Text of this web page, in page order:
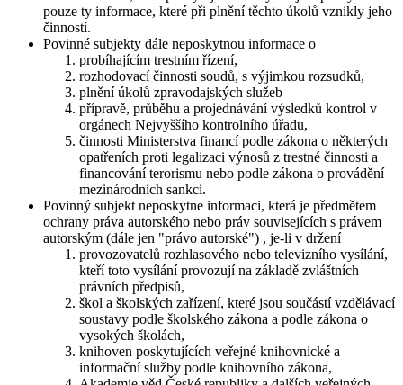
pouze ty informace, které při plnění těchto úkolů vznikly jeho
činností.
Povinné subjekty dále neposkytnou informace o
probíhajícím trestním řízení,
rozhodovací činnosti soudů, s výjimkou rozsudků,
plnění úkolů zpravodajských služeb
přípravě, průběhu a projednávání výsledků kontrol v
orgánech Nejvyššího kontrolního úřadu,
činnosti Ministerstva financí podle zákona o některých
opatřeních proti legalizaci výnosů z trestné činnosti a
financování terorismu nebo podle zákona o provádění
mezinárodních sankcí.
Povinný subjekt neposkytne informaci, která je předmětem
ochrany práva autorského nebo práv souvisejících s právem
autorským (dále jen "právo autorské") , je-li v držení
provozovatelů rozhlasového nebo televizního vysílání,
kteří toto vysílání provozují na základě zvláštních
právních předpisů,
škol a školských zařízení, které jsou součástí vzdělávací
soustavy podle školského zákona a podle zákona o
vysokých školách,
knihoven poskytujících veřejné knihovnické a
informační služby podle knihovního zákona,